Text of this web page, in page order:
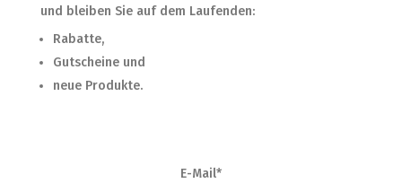
E-Mail*
und bleiben Sie auf dem Laufenden:
Rabatte,
Gutscheine und
neue Produkte.